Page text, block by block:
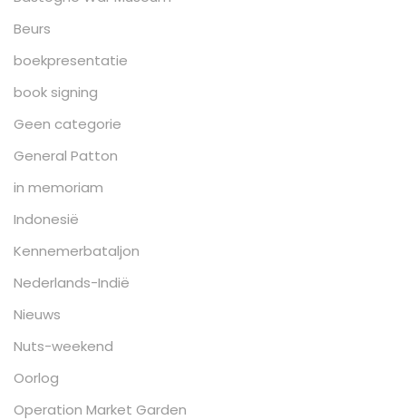
Beurs
boekpresentatie
book signing
Geen categorie
General Patton
in memoriam
Indonesië
Kennemerbataljon
Nederlands-Indië
Nieuws
Nuts-weekend
Oorlog
Operation Market Garden